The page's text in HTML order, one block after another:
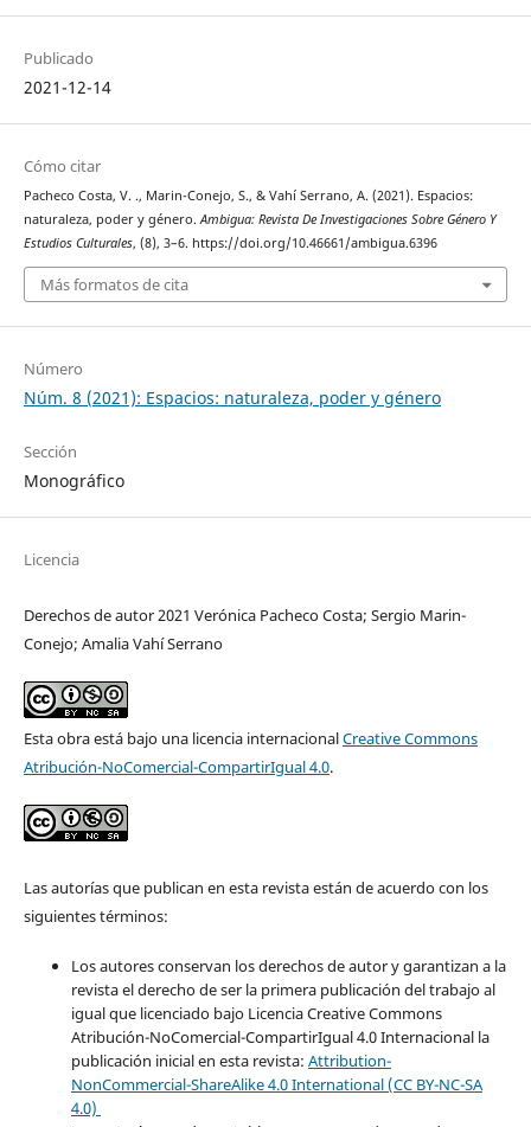
Publicado
2021-12-14
Cómo citar
Pacheco Costa, V. ., Marin-Conejo, S., & Vahí Serrano, A. (2021). Espacios:
naturaleza, poder y género. Ambigua: Revista De Investigaciones Sobre Género Y
Estudios Culturales, (8), 3–6. https://doi.org/10.46661/ambigua.6396
Más formatos de cita
Número
Núm. 8 (2021): Espacios: naturaleza, poder y género
Sección
Monográfico
Licencia
Derechos de autor 2021 Verónica Pacheco Costa; Sergio Marin-
Conejo; Amalia Vahí Serrano
Esta obra está bajo una licencia internacionalCreative Commons
Atribución-NoComercial-CompartirIgual 4.0.
Las autorías que publican en esta revista están de acuerdo con los
siguientes términos:
Los autores conservan los derechos de autor y garantizan a la
revista el derecho de ser la primera publicación del trabajo al
igual que licenciado bajo Licencia Creative Commons
Atribución-NoComercial-CompartirIgual 4.0 Internacional la
publicación inicial en esta revista: Attribution-
NonCommercial-ShareAlike 4.0 International (CC BY-NC-SA
4.0)